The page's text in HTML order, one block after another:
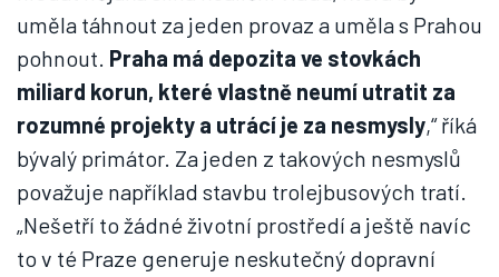
uměla táhnout za jeden provaz a uměla s Prahou
pohnout. Praha má depozita ve stovkách
miliard korun, které vlastně neumí utratit za
rozumné projekty a utrácí je za nesmysly,“ říká
bývalý primátor. Za jeden z takových nesmyslů
považuje například stavbu trolejbusových tratí.
„Nešetří to žádné životní prostředí a ještě navíc
to v té Praze generuje neskutečný dopravní